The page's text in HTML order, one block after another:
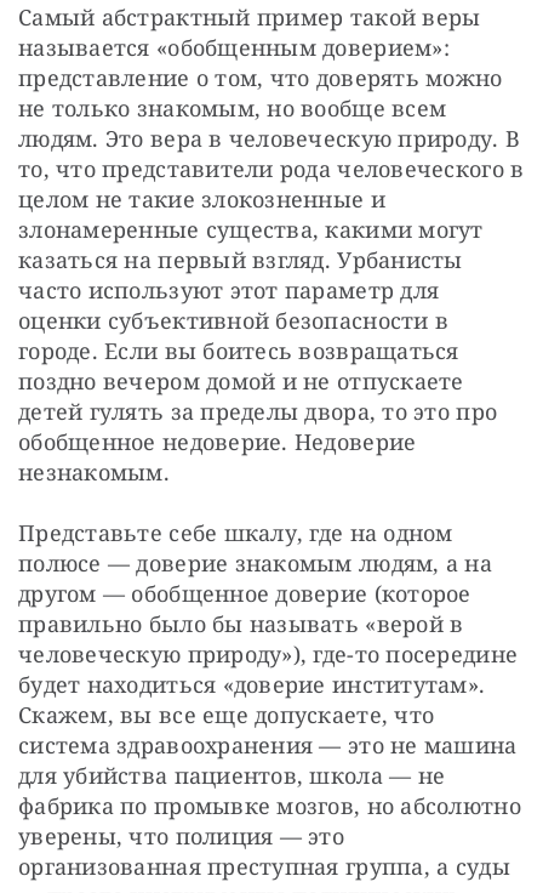
Самый абстрактный пример такой веры
называется «обобщенным доверием»:
представление о том, что доверять можно
не только знакомым, но вообще всем
людям. Это вера в человеческую природу. В
то, что представители рода человеческого в
целом не такие злокозненные и
злонамеренные существа, какими могут
казаться на первый взгляд. Урбанисты
часто используют этот параметр для
оценки субъективной безопасности в
городе. Если вы боитесь возвращаться
поздно вечером домой и не отпускаете
детей гулять за пределы двора, то это про
обобщенное недоверие. Недоверие
незнакомым.
Представьте себе шкалу, где на одном
полюсе — доверие знакомым людям, а на
другом — обобщенное доверие (которое
правильно было бы называть «верой в
человеческую природу»), где-то посередине
будет находиться «доверие институтам».
Скажем, вы все еще допускаете, что
система здравоохранения — это не машина
для убийства пациентов, школа — не
фабрика по промывке мозгов, но абсолютно
уверены, что полиция — это
организованная преступная группа, а суды